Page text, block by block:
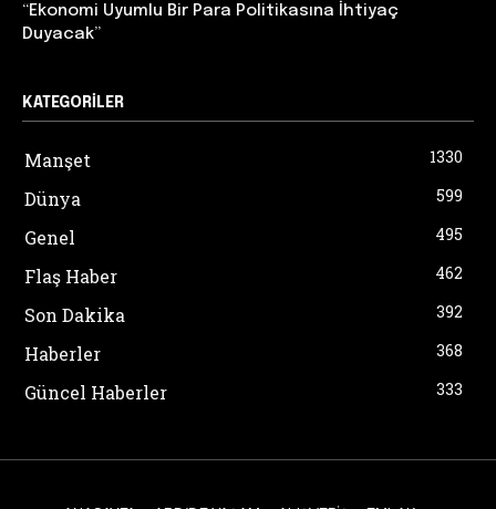
“Ekonomi Uyumlu Bir Para Politikasına İhtiyaç
Duyacak”
KATEGORILER
Manşet 1330
Dünya 599
Genel 495
Flaş Haber 462
Son Dakika 392
Haberler 368
Güncel Haberler 333